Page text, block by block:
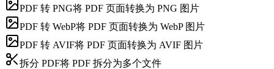
PDF 转 PNG将 PDF 页面转换为 PNG 图片
PDF 转 WebP将 PDF 页面转换为 WebP 图片
PDF 转 AVIF将 PDF 页面转换为 AVIF 图片
拆分 PDF将 PDF 拆分为多个文件